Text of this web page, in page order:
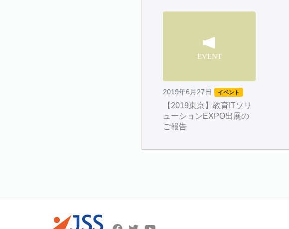
2019年6月27日 イベント
【2019東京】教育ITソリ
ューションEXPO出展の
ご報告